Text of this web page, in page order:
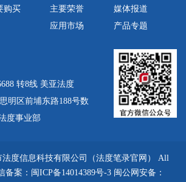
购买
主要荣誉
应用市场
媒体报道
产品专题
法律法规
转8线 美亚法度
明区前埔东路188号数
度事业部
度信息科技有限公司（法度笔录官网） All
备案： 闽ICP备14014389号-3 闽公网安备：